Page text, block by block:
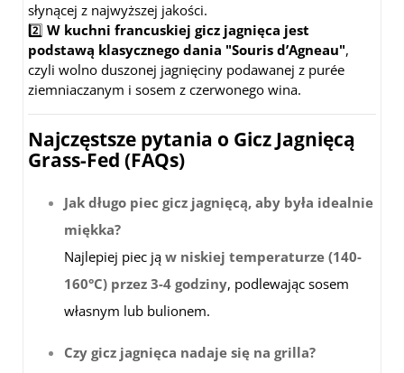
słynącej z najwyższej jakości.
2️⃣ W kuchni francuskiej gicz jagnięca jest
podstawą klasycznego dania "Souris d’Agneau",
czyli wolno duszonej jagnięciny podawanej z purée
ziemniaczanym i sosem z czerwonego wina.
Najczęstsze pytania o Gicz Jagnięcą
Grass-Fed (FAQs)
Jak długo piec gicz jagnięcą, aby była idealnie
miękka?
Najlepiej piec ją w niskiej temperaturze (140-
160°C) przez 3-4 godziny, podlewając sosem
własnym lub bulionem.
Czy gicz jagnięca nadaje się na grilla?